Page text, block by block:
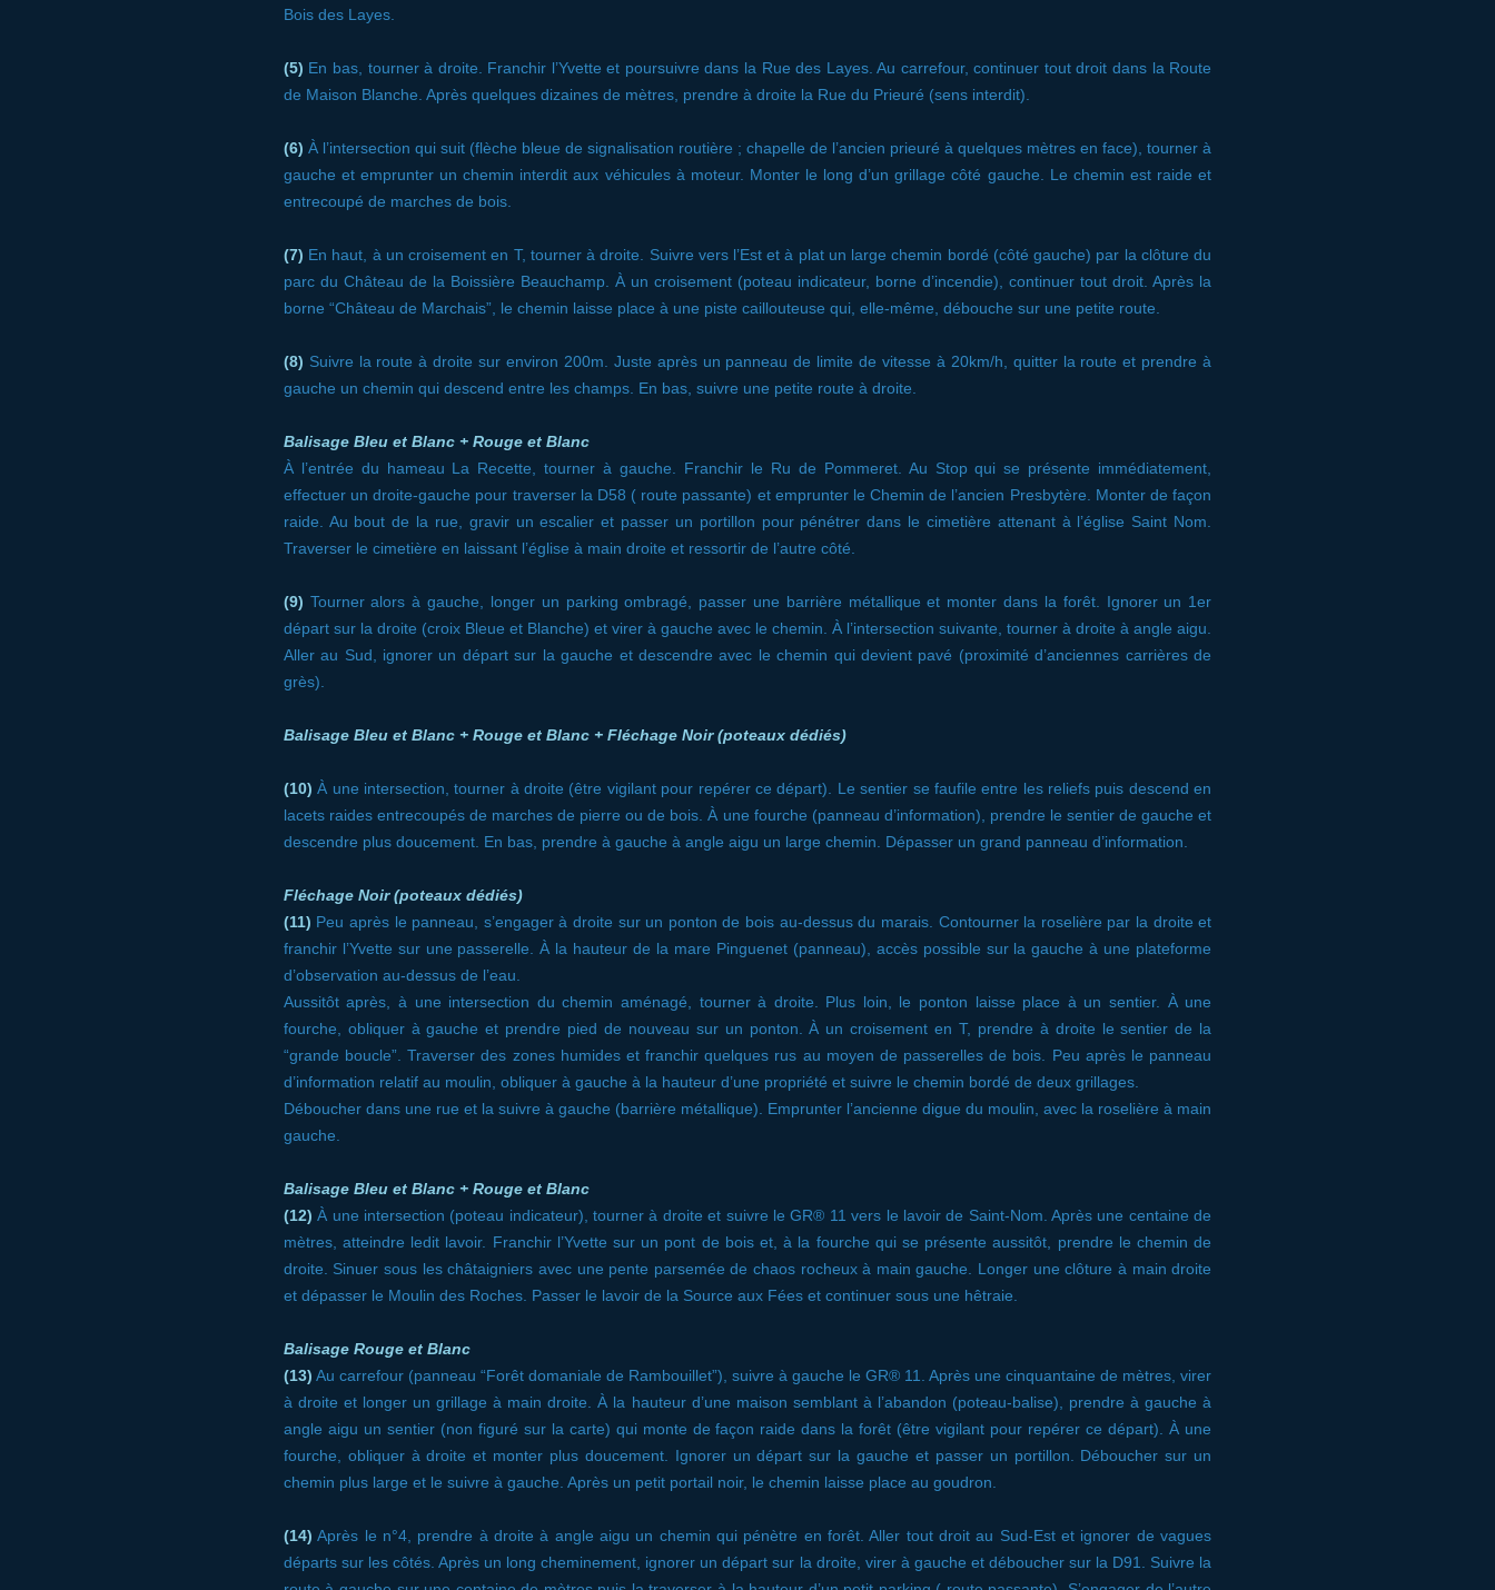
Bois des Layes.
(5) En bas, tourner à droite. Franchir l’Yvette et poursuivre dans la Rue des Layes. Au carrefour, continuer tout droit dans la Route
de Maison Blanche. Après quelques dizaines de mètres, prendre à droite la Rue du Prieuré (sens interdit).
(6) À l’intersection qui suit (flèche bleue de signalisation routière ; chapelle de l’ancien prieuré à quelques mètres en face), tourner à
gauche et emprunter un chemin interdit aux véhicules à moteur. Monter le long d’un grillage côté gauche. Le chemin est raide et
entrecoupé de marches de bois.
(7) En haut, à un croisement en T, tourner à droite. Suivre vers l’Est et à plat un large chemin bordé (côté gauche) par la clôture du
parc du Château de la Boissière Beauchamp. À un croisement (poteau indicateur, borne d’incendie), continuer tout droit. Après la
borne “Château de Marchais”, le chemin laisse place à une piste caillouteuse qui, elle-même, débouche sur une petite route.
(8) Suivre la route à droite sur environ 200m. Juste après un panneau de limite de vitesse à 20km/h, quitter la route et prendre à
gauche un chemin qui descend entre les champs. En bas, suivre une petite route à droite.
Balisage Bleu et Blanc + Rouge et Blanc
À l’entrée du hameau La Recette, tourner à gauche. Franchir le Ru de Pommeret. Au Stop qui se présente immédiatement,
effectuer un droite-gauche pour traverser la D58 ( route passante) et emprunter le Chemin de l’ancien Presbytère. Monter de façon
raide. Au bout de la rue, gravir un escalier et passer un portillon pour pénétrer dans le cimetière attenant à l’église Saint Nom.
Traverser le cimetière en laissant l’église à main droite et ressortir de l’autre côté.
(9) Tourner alors à gauche, longer un parking ombragé, passer une barrière métallique et monter dans la forêt. Ignorer un 1er
départ sur la droite (croix Bleue et Blanche) et virer à gauche avec le chemin. À l’intersection suivante, tourner à droite à angle aigu.
Aller au Sud, ignorer un départ sur la gauche et descendre avec le chemin qui devient pavé (proximité d’anciennes carrières de
grès).
Balisage Bleu et Blanc + Rouge et Blanc + Fléchage Noir (poteaux dédiés)
(10) À une intersection, tourner à droite (être vigilant pour repérer ce départ). Le sentier se faufile entre les reliefs puis descend en
lacets raides entrecoupés de marches de pierre ou de bois. À une fourche (panneau d’information), prendre le sentier de gauche et
descendre plus doucement. En bas, prendre à gauche à angle aigu un large chemin. Dépasser un grand panneau d’information.
Fléchage Noir (poteaux dédiés)
(11) Peu après le panneau, s’engager à droite sur un ponton de bois au-dessus du marais. Contourner la roselière par la droite et
franchir l’Yvette sur une passerelle. À la hauteur de la mare Pinguenet (panneau), accès possible sur la gauche à une plateforme
d’observation au-dessus de l’eau.
Aussitôt après, à une intersection du chemin aménagé, tourner à droite. Plus loin, le ponton laisse place à un sentier. À une
fourche, obliquer à gauche et prendre pied de nouveau sur un ponton. À un croisement en T, prendre à droite le sentier de la
“grande boucle”. Traverser des zones humides et franchir quelques rus au moyen de passerelles de bois. Peu après le panneau
d’information relatif au moulin, obliquer à gauche à la hauteur d’une propriété et suivre le chemin bordé de deux grillages.
Déboucher dans une rue et la suivre à gauche (barrière métallique). Emprunter l’ancienne digue du moulin, avec la roselière à main
gauche.
Balisage Bleu et Blanc + Rouge et Blanc
(12) À une intersection (poteau indicateur), tourner à droite et suivre le GR® 11 vers le lavoir de Saint-Nom. Après une centaine de
mètres, atteindre ledit lavoir. Franchir l’Yvette sur un pont de bois et, à la fourche qui se présente aussitôt, prendre le chemin de
droite. Sinuer sous les châtaigniers avec une pente parsemée de chaos rocheux à main gauche. Longer une clôture à main droite
et dépasser le Moulin des Roches. Passer le lavoir de la Source aux Fées et continuer sous une hêtraie.
Balisage Rouge et Blanc
(13) Au carrefour (panneau “Forêt domaniale de Rambouillet”), suivre à gauche le GR® 11. Après une cinquantaine de mètres, virer
à droite et longer un grillage à main droite. À la hauteur d’une maison semblant à l’abandon (poteau-balise), prendre à gauche à
angle aigu un sentier (non figuré sur la carte) qui monte de façon raide dans la forêt (être vigilant pour repérer ce départ). À une
fourche, obliquer à droite et monter plus doucement. Ignorer un départ sur la gauche et passer un portillon. Déboucher sur un
chemin plus large et le suivre à gauche. Après un petit portail noir, le chemin laisse place au goudron.
(14) Après le n°4, prendre à droite à angle aigu un chemin qui pénètre en forêt. Aller tout droit au Sud-Est et ignorer de vagues
départs sur les côtés. Après un long cheminement, ignorer un départ sur la droite, virer à gauche et déboucher sur la D91. Suivre la